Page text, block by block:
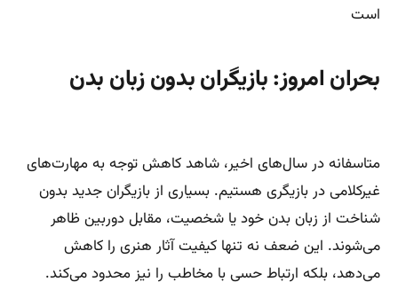
است
بحران امروز: بازیگران بدون زبان بدن
متاسفانه در سال‌های اخیر، شاهد کاهش توجه به مهارت‌های
غیرکلامی در بازیگری هستیم. بسیاری از بازیگران جدید بدون
شناخت از زبان بدن خود یا شخصیت، مقابل دوربین ظاهر
می‌شوند. این ضعف نه تنها کیفیت آثار هنری را کاهش
می‌دهد، بلکه ارتباط حسی با مخاطب را نیز محدود می‌کند.